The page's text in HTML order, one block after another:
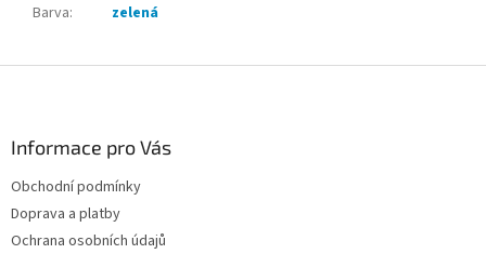
Barva: zelená
Informace pro Vás
Obchodní podmínky
Doprava a platby
Ochrana osobních údajů